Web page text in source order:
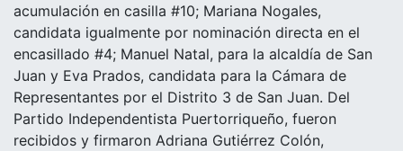
acumulación en casilla #10; Mariana Nogales,
candidata igualmente por nominación directa en el
encasillado #4; Manuel Natal, para la alcaldía de San
Juan y Eva Prados, candidata para la Cámara de
Representantes por el Distrito 3 de San Juan. Del
Partido Independentista Puertorriqueño, fueron
recibidos y firmaron Adriana Gutiérrez Colón,